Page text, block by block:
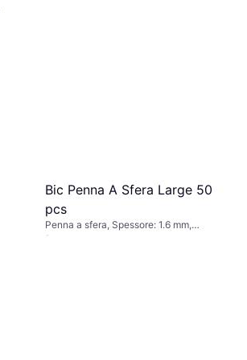
Bic Penna A Sfera Large 50
pcs
Penna a sfera, Spessore: 1.6 mm,
Colore: Nero
9,03 €